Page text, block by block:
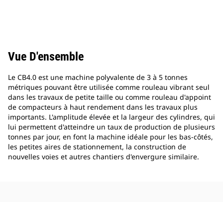
Vue D'ensemble
Le CB4.0 est une machine polyvalente de 3 à 5 tonnes
métriques pouvant être utilisée comme rouleau vibrant seul
dans les travaux de petite taille ou comme rouleau d'appoint
de compacteurs à haut rendement dans les travaux plus
importants. L'amplitude élevée et la largeur des cylindres, qui
lui permettent d'atteindre un taux de production de plusieurs
tonnes par jour, en font la machine idéale pour les bas-côtés,
les petites aires de stationnement, la construction de
nouvelles voies et autres chantiers d'envergure similaire.